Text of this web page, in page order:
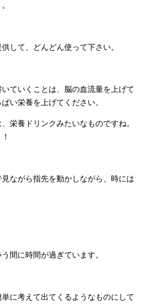
して、どんどん使って下さい。
ていくことは、脳の血流量を上げて
い栄養を上げてください。
栄養ドリンクみたいなものですね。
ながら指先を動かしながら、時には
間に時間が過ぎています。
に考えて出てくるようなものにして